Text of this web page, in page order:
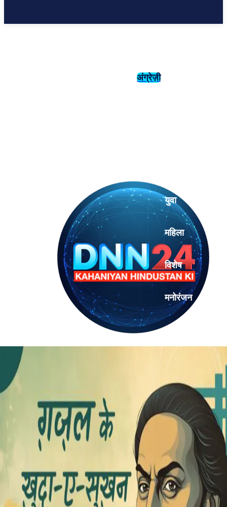
अंग्रेज़ी
युवा
महिला
विशेष
मनोरंजन